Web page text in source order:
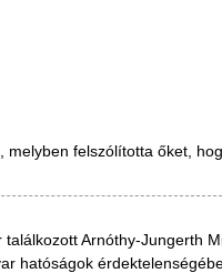
felszólította őket,
Arnóthy-
hatóságok